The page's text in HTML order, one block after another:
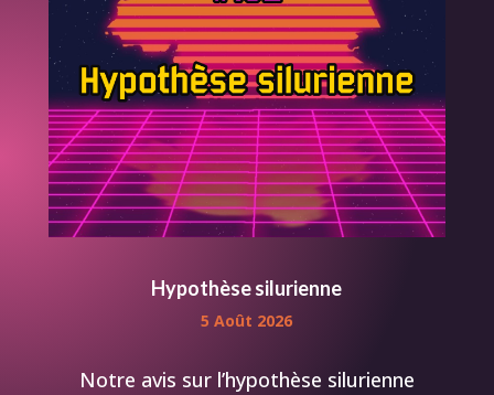
Hypothèse silurienne
5 Août 2026
Notre avis sur l’hypothèse silurienne